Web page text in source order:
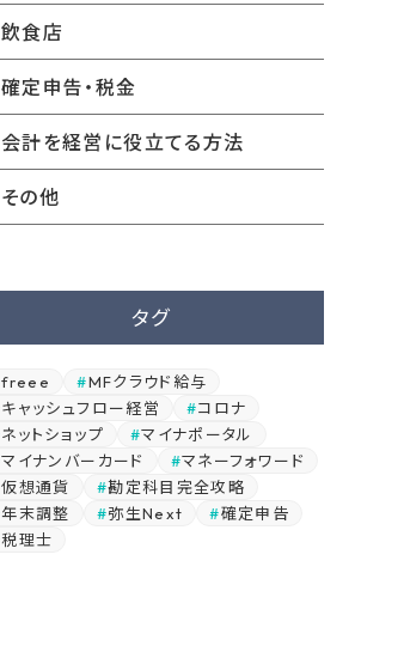
飲食店
確定申告・税金
会計を経営に役立てる方法
その他
タグ
freee
MFクラウド給与
キャッシュフロー経営
コロナ
ネットショップ
マイナポータル
マイナンバーカード
マネーフォワード
仮想通貨
勘定科目完全攻略
年末調整
弥生Next
確定申告
税理士